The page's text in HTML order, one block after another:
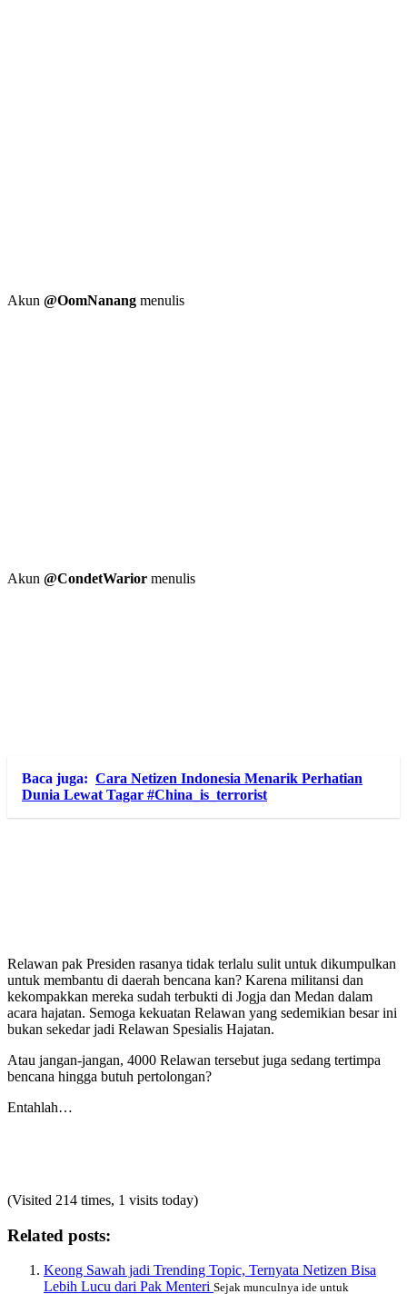
Akun @OomNanang menulis
Akun @CondetWarior menulis
Baca juga: Cara Netizen Indonesia Menarik Perhatian
Dunia Lewat Tagar #China_is_terrorist
Relawan pak Presiden rasanya tidak terlalu sulit untuk dikumpulkan
untuk membantu di daerah bencana kan? Karena militansi dan
kekompakkan mereka sudah terbukti di Jogja dan Medan dalam
acara hajatan. Semoga kekuatan Relawan yang sedemikian besar ini
bukan sekedar jadi Relawan Spesialis Hajatan.
Atau jangan-jangan, 4000 Relawan tersebut juga sedang tertimpa
bencana hingga butuh pertolongan?
Entahlah…
(Visited 214 times, 1 visits today)
Related posts:
Keong Sawah jadi Trending Topic, Ternyata Netizen Bisa
Lebih Lucu dari Pak Menteri Sejak munculnya ide untuk